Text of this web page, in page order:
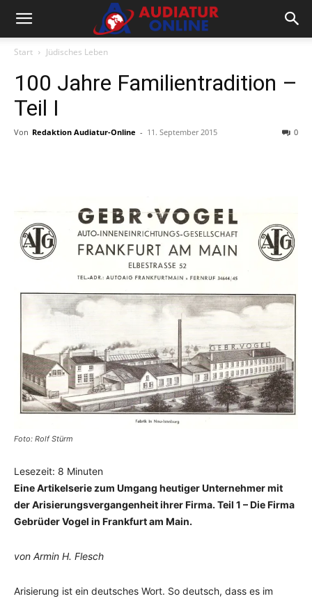
Start Jüdisches Leben
100 Jahre Familientradition –
Teil I
Von Redaktion Audiatur-Online - 11. September 2015 0
Foto: Rolf Stürm
Lesezeit: 8 Minuten
Eine Artikelserie zum Umgang heutiger Unternehmer mit
der Arisierungsvergangenheit ihrer Firma. Teil 1 – Die Firma
Gebrüder Vogel in Frankfurt am Main.
von Armin H. Flesch
Arisierung ist ein deutsches Wort. So deutsch, dass es im